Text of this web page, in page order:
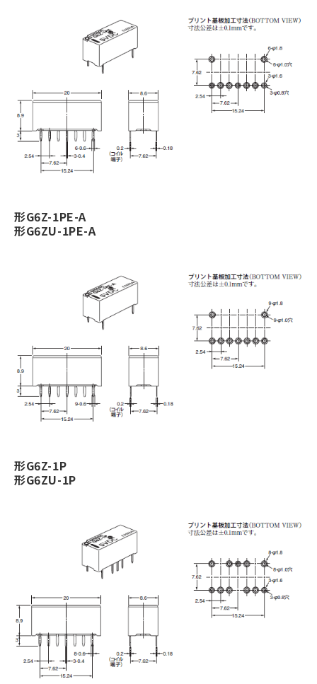
形G6Z-1PE-A
形G6ZU-1PE-A
形G6Z-1P
形G6ZU-1P